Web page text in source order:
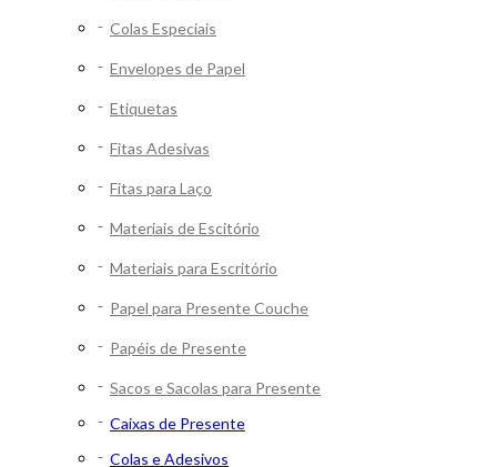
Colas Especiais
Envelopes de Papel
Etiquetas
Fitas Adesivas
Fitas para Laço
Materiais de Escitório
Materiais para Escritório
Papel para Presente Couche
Papéis de Presente
Sacos e Sacolas para Presente
Caixas de Presente
Colas e Adesivos